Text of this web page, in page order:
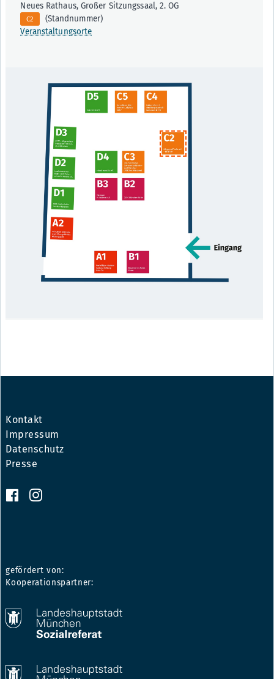
Neues Rathaus, Großer Sitzungssaal, 2. OG
C2
(Standnummer)
Veranstaltungsorte
Kontakt
Impressum
Datenschutz
Presse
gefördert von:
Kooperationspartner: